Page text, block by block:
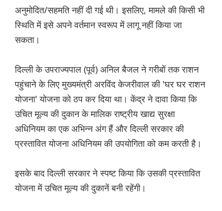
अनुमोदित/सहमति नहीं दी गई थी। इसलिए, मामले की किसी भी
स्थिति में इसे अपने वर्तमान स्वरूप में लागू नहीं किया जा
सकता।
दिल्ली के उपराज्यपाल (पूर्व) अनिल बैजल ने गरीबों तक राशन
पहुंचाने के लिए मुख्यमंत्री अरविंद केजरीवाल की 'घर घर राशन
योजना' योजना को ठप कर दिया था। केंद्र ने दावा किया कि
उचित मूल्य की दुकान के मालिक राष्ट्रीय खाद्य सुरक्षा
अधिनियम का एक अभिन्न अंग हैं और दिल्ली सरकार की
प्रस्तावित योजना अधिनियम की उपयोगिता को कम करती है।
इसके बाद दिल्ली सरकार ने स्पष्ट किया कि उसकी प्रस्तावित
योजना में उचित मूल्य की दुकानें बनी रहेंगी।